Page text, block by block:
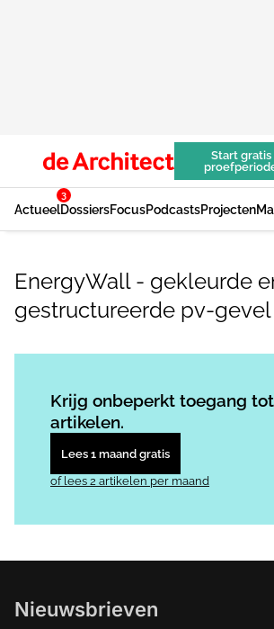
Start gratis
Actueel
3
DossiersFocusPodcastsProjecten
EnergyWall - gekleurde
gestructureerde pv-gevel
Krijg onbeperkt toegang
artikelen.
Lees 1 maand gratis
of lees 2 artikelen per maand
Nieuwsbrieven